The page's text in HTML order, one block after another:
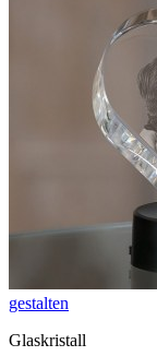
gestalten
Glaskristall